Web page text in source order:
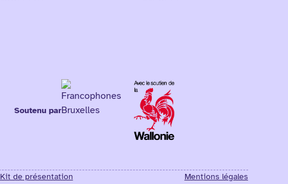
Soutenu par
Kit de présentation Mentions légales